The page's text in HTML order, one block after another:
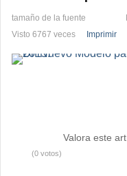
tamaño de la fuente
Visto 6767 veces
Imprimir
Valora este
(0 votos)